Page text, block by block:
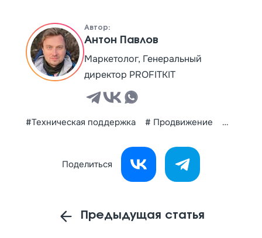
Автор:
Антон Павлов
Маркетолог, Генеральный
директор PROFITKIT
#Техническая поддержка # Продвижение # SEO
Поделиться
Предыдущая статья